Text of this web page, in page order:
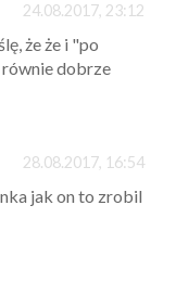
24.08.2017, 23:12
że że i "po
równie dobrze
28.08.2017, 16:54
jak on to zrobil